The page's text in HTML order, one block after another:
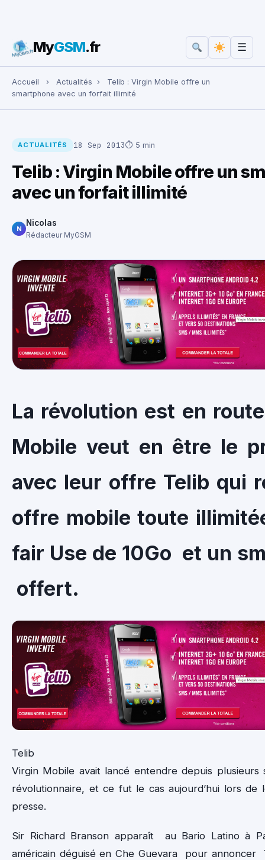
Rechercher :
MyGSM.fr ☰
Accueil › Actualités ›
Telib : Virgin Mobile offre un
smartphone avec un forfait illimité
ACTUALITÉS 18 Sep 2013⏱ 5 min
Telib : Virgin Mobile offre un
avec un forfait illimité
N
Nicolas
Rédacteur MyGSM
La révolution est en
Mobile veut en être le
avec leur offre Telib qui
offre mobile toute
fair Use de 10Go et un
offert.
Telib
Virgin Mobile avait lancé entendre depuis plusieurs
révolutionnaire, et ce fut le cas aujourd’hui lors de
presse.
Sir Richard Branson apparaît au Bario Latino à
américain déguisé en Che Guevara pour annoncer